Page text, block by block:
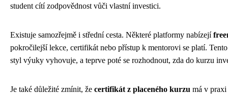
student cítí zodpovědnost vůči vlastní investici.
Existuje samozřejmě i střední cesta. Některé platformy nabízejí
pokročilejší lekce, certifikát nebo přístup k mentorovi se platí.
styl výuky vyhovuje, a teprve poté se rozhodnout, zda do kurzu
Je také důležité zmínit, že certifikát z placeného kurzu má v